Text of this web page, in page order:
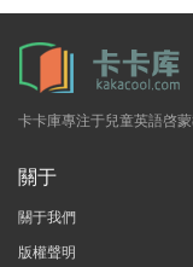
卡卡庫專注于兒童英語啓
關于
關于我們
版權聲明